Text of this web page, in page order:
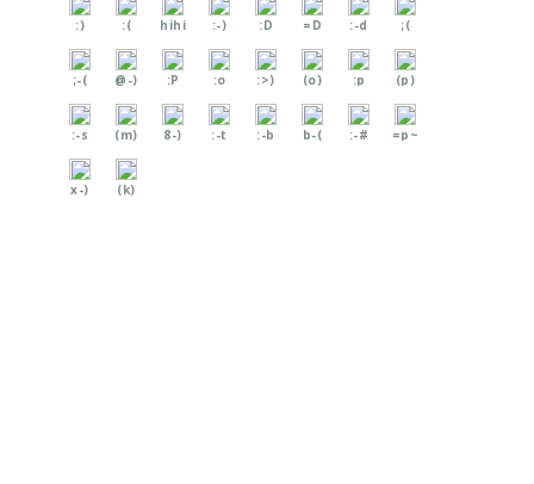
:) :( hihi :-) :D =D :-d ;(
;-( @-) :P :o :>) (o) :p (p)
:-s (m) 8-) :-t :-b b-( :-# =p~
x-) (k)